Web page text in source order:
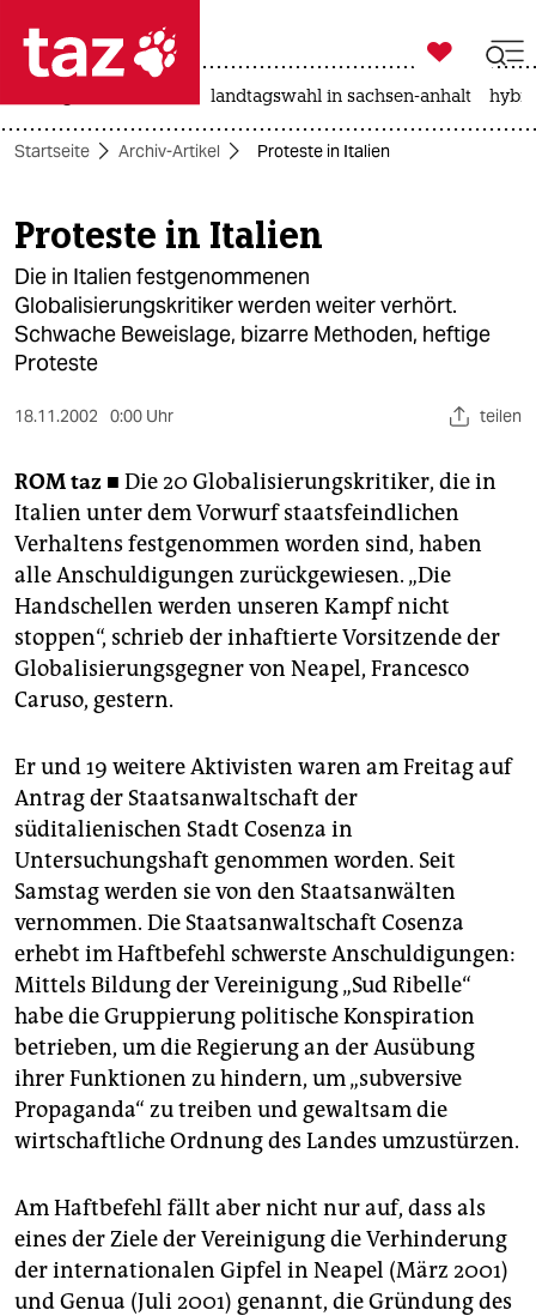
 taz zahl ich
taz zahl ich
themen
politik
öko
gesellschaft
kultur
sport
berlin
nord
wahrheit
verlag
veranstaltungen
shop
fragen & hilfe
unterstützen
abo
genossenschaft
epaper login

taz zahl ich
landtagswahl in sachsen-anhalt
Startseite Archiv-Artikel Proteste in Italien
Proteste in Italien
Die in Italien festgenommenen
Globalisierungskritiker werden weiter verhört.
Schwache Beweislage, bizarre Methoden, heftige
Proteste
18.11.2002 0:00 Uhr teilen
ROMtaz ■ Die 20 Globalisierungskritiker, die in
Italien unter dem Vorwurf staatsfeindlichen
Verhaltens festgenommen worden sind, haben
alle Anschuldigungen zurückgewiesen. „Die
Handschellen werden unseren Kampf nicht
stoppen“, schrieb der inhaftierte Vorsitzende der
Globalisierungsgegner von Neapel, Francesco
Caruso, gestern.
Er und 19 weitere Aktivisten waren am Freitag auf
Antrag der Staatsanwaltschaft der
süditalienischen Stadt Cosenza in
Untersuchungshaft genommen worden. Seit
Samstag werden sie von den Staatsanwälten
vernommen. Die Staatsanwaltschaft Cosenza
erhebt im Haftbefehl schwerste Anschuldigungen:
Mittels Bildung der Vereinigung „Sud Ribelle“
habe die Gruppierung politische Konspiration
betrieben, um die Regierung an der Ausübung
ihrer Funktionen zu hindern, um „subversive
Propaganda“ zu treiben und gewaltsam die
wirtschaftliche Ordnung des Landes umzustürzen.
Am Haftbefehl fällt aber nicht nur auf, dass als
eines der Ziele der Vereinigung die Verhinderung
der internationalen Gipfel in Neapel (März 2001)
und Genua (Juli 2001) genannt, die Gründung des